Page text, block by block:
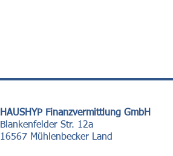
HAUSHYP Finanzvermittlung GmbH
Blankenfelder Str. 12a
16567 Mühlenbecker Land